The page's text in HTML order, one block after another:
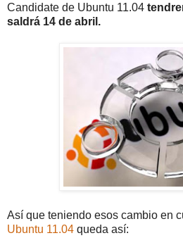
Candidate de Ubuntu 11.04
saldrá 14 de abril.
Así que teniendo esos cambio en
Ubuntu 11.04 queda así: